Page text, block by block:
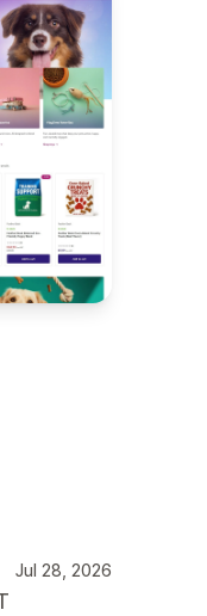
Jul 28, 2026